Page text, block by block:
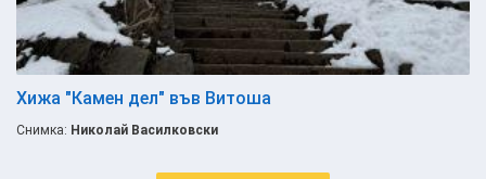
Хижа "Камен дел" във Витоша
Снимка: Николай Василковски